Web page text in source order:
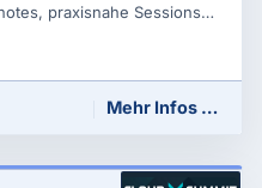
praxisnahe Sessions
Setting mit Streetfood und
Mehr Infos …